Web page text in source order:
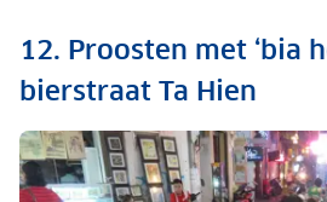
12. Proosten met ‘bia
bierstraat Ta Hien